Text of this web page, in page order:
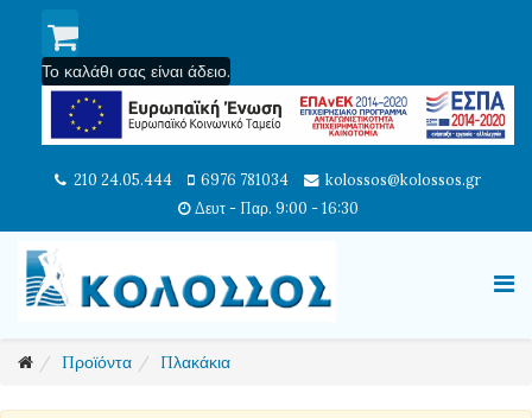
Το καλάθι σας είναι άδειο.
210 24.05.444 6976 781034
kolossos@kolossos.gr
Δευτ - Παρ. 9:00 - 16:30
Προϊόντα Πλακάκια